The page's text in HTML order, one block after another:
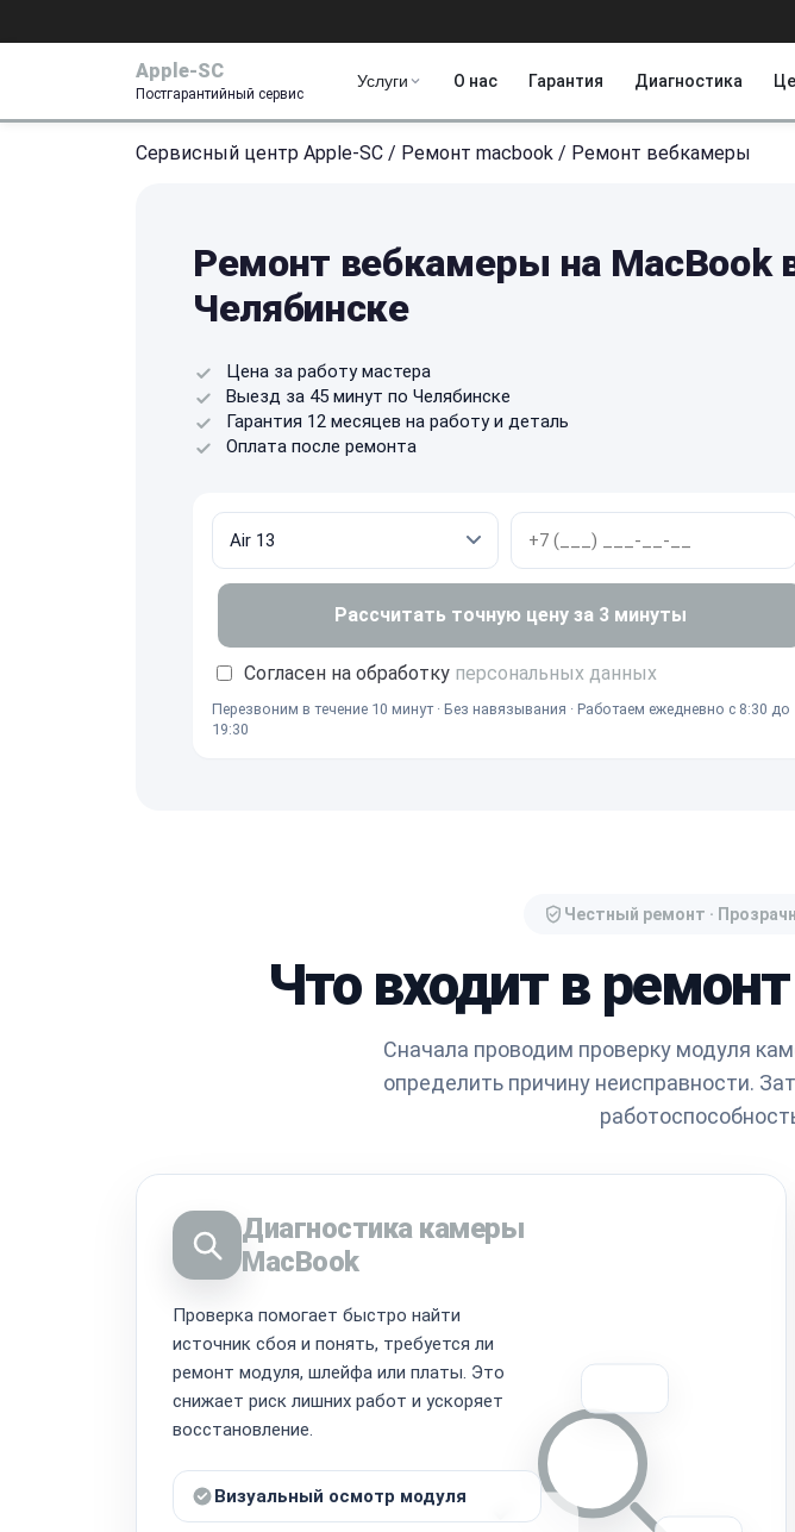
Apple-SC
Постгарантийный сервис
Услуги О нас Гарантия Диагностика
Сервисный центр Apple-SC / Ремонт macbook / Ремонт вебкамеры
Ремонт вебкамеры на MacBook
Челябинске
Цена за работу мастера
Выезд за 45 минут по Челябинске
Гарантия 12 месяцев на работу и деталь
Оплата после ремонта
Рассчитать точную цену за 3 минуты
Согласен на обработку персональных данных
Перезвоним в течение 10 минут · Без навязывания · Работаем ежедневно с 8:30 до
19:30
Честный ремонт ·
Что входит в
Сначала проводим проверку модуля
определить причину неисправности.
Диагностика камеры
MacBook
Проверка помогает быстро найти
источник сбоя и понять, требуется ли
ремонт модуля, шлейфа или платы. Это
снижает риск лишних работ и ускоряет
восстановление.
Визуальный осмотр модуля